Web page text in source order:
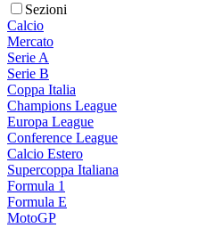
Sezioni
Calcio
Mercato
Serie A
Serie B
Coppa Italia
Champions League
Europa League
Conference League
Calcio Estero
Supercoppa Italiana
Formula 1
Formula E
MotoGP